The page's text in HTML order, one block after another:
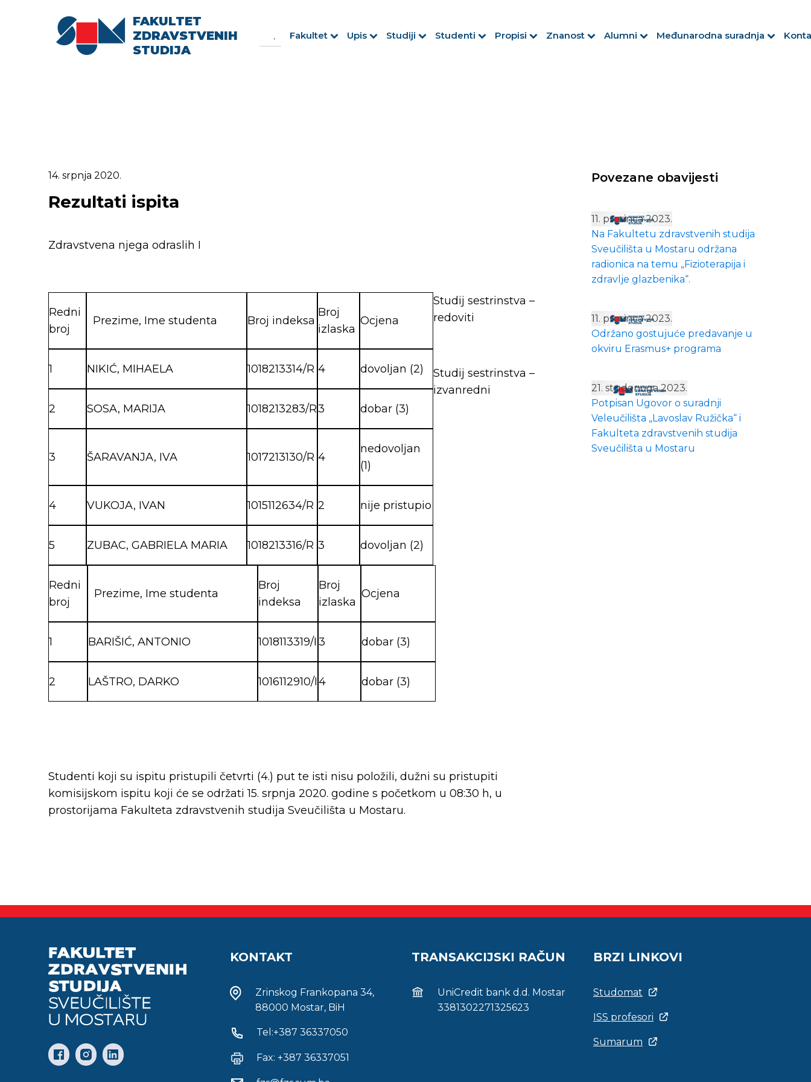
FAKULTET
ZDRAVSTVENIH
STUDIJA
for:
Fakultet Upis Studiji Studenti Propisi Znanost Alumni Međunarodna suradnja
14. srpnja 2020.
Rezultati ispita
Zdravstvena njega odraslih I
Redni
broj
Prezime, Ime studenta Broj indeksa
Broj
izlaska
Ocjena
1 NIKIĆ, MIHAELA 1018213314/R 4 dovoljan (2)
2 SOSA, MARIJA 1018213283/R3 dobar (3)
3 ŠARAVANJA, IVA 1017213130/R 4
nedovoljan
(1)
4 VUKOJA, IVAN 1015112634/R 2 nije pristupio
5 ZUBAC, GABRIELA MARIA 1018213316/R 3 dovoljan (2)
Studij sestrinstva –
redoviti
Studij sestrinstva –
izvanredni
Redni
broj
Prezime, Ime studenta
Broj
indeksa
Broj
izlaska
Ocjena
1 BARIŠIĆ, ANTONIO 1018113319/I 3 dobar (3)
2 LAŠTRO, DARKO 1016112910/I4 dobar (3)
Studenti koji su ispitu pristupili četvrti (4.) put te isti nisu položili, dužni su pristupiti
komisijskom ispitu koji će se održati 15. srpnja 2020. godine s početkom u 08:30 h, u
prostorijama Fakulteta zdravstvenih studija Sveučilišta u Mostaru.
Povezane obavijesti
11. prosinca 2023.
Na Fakultetu zdravstvenih studija
Sveučilišta u Mostaru održana
radionica na temu „Fizioterapija i
zdravlje glazbenika“.
11. prosinca 2023.
Održano gostujuće predavanje u
okviru Erasmus+ programa
21. studenoga 2023.
Potpisan Ugovor o suradnji
Veleučilišta „Lavoslav Ružička“ i
Fakulteta zdravstvenih studija
Sveučilišta u Mostaru
KONTAKT
Zrinskog Frankopana 34,
88000 Mostar, BiH
Tel:+387 36337050
Fax: +387 36337051
TRANSAKCIJSKI RAČUN
UniCredit bank d.d. Mostar
3381302271325623
BRZI LINKOVI
Studomat
ISS profesori
Sumarum